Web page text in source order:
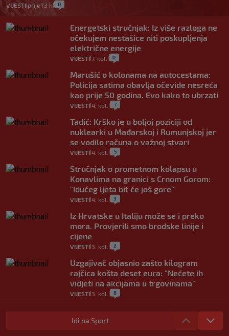
VIJESTI prije 13 h 0
Energetski stručnjak: Iz više razloga ne
očekujem nestašice niti poskupljenja
električne energije
VIJESTI 7. kol. 0
Marušić o kolonama na autocestama:
Policija satima obavlja očevide nesreća
kao prije 50 godina. Evo kako to ubrzati
VIJESTI 4. kol. 7
Tadić: Krško je u boljoj poziciji od
nuklearki u Mađarskoj i Rumunjskoj jer
se vodilo računa o važnoj stvari
VIJESTI 4. kol. 5
Stručnjak o prometnom kolapsu u
Konavlima na granici s Crnom Gorom:
"Idućeg ljeta bit će još gore"
VIJESTI 4. kol. 3
Iz Hrvatske u Italiju može se i preko
mora. Provjerili smo brodske linije i
cijene
VIJESTI 3. kol. 2
Uzgajivač objasnio zašto kilogram
rajčica košta deset eura: "Nećete ih
vidjeti na akcijama u trgovinama"
VIJESTI 3. kol. 8
Selidba je jedno od stresnijih iskustava.
Evo aktualnih cijena i nekoliko savjeta
Idi na Sport